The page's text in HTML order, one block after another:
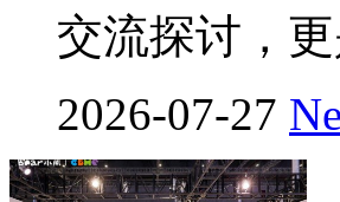
交流探讨，
2026-07-27